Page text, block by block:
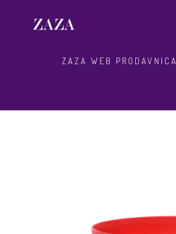
ZAZA WEB PRODAVNICA